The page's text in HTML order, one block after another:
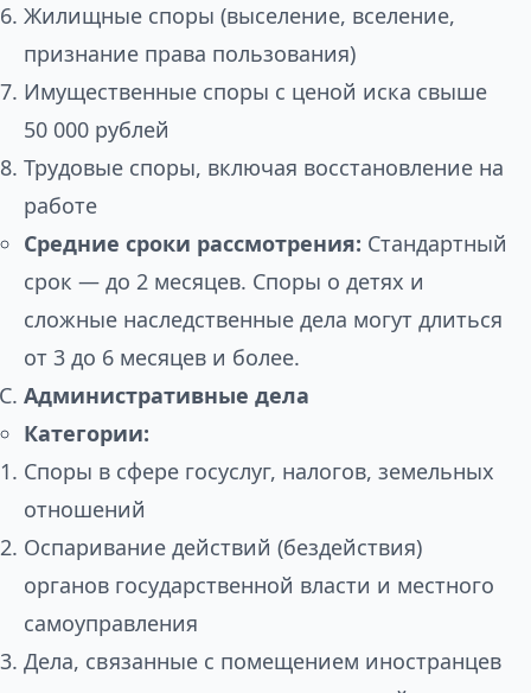
Жилищные споры (выселение, вселение,
признание права пользования)
Имущественные споры с ценой иска свыше
50 000 рублей
Трудовые споры, включая восстановление на
работе
Средние сроки рассмотрения: Стандартный
срок — до 2 месяцев. Споры о детях и
сложные наследственные дела могут длиться
от 3 до 6 месяцев и более.
Административные дела
Категории:
Споры в сфере госуслуг, налогов, земельных
отношений
Оспаривание действий (бездействия)
органов государственной власти и местного
самоуправления
Дела, связанные с помещением иностранцев